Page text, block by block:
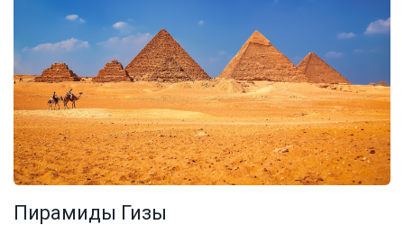
Пирамиды Гизы